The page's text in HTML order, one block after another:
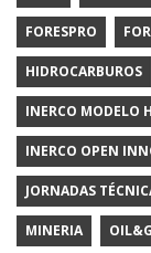
FORESPRO
HIDROCARBUROS
INERCO MODELO
INERCO OPEN
JORNADAS
MINERIA